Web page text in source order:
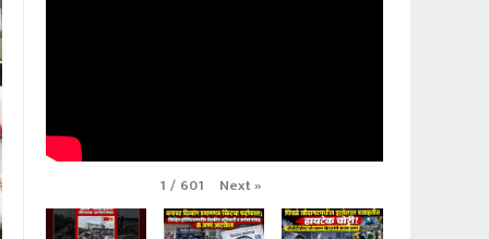
1 / 601 Next»